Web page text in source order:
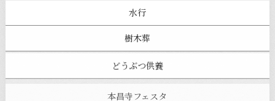
水行
樹木葬
どうぶつ供養